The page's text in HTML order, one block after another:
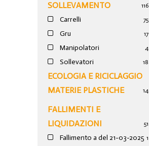
SOLLEVAMENTO 116
Carrelli 75
Gru 17
Manipolatori 4
Sollevatori 18
ECOLOGIA E RICICLAGGIO
MATERIE PLASTICHE
14
FALLIMENTI E
LIQUIDAZIONI
51
Fallimento a del 21-03-2025 1